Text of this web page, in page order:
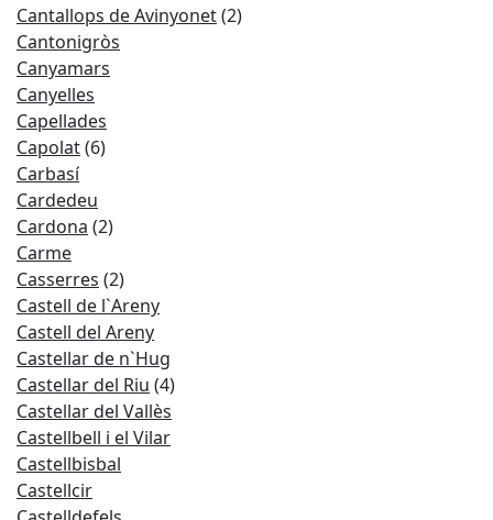
Cantallops de Avinyonet(2)
Cantonigròs
Canyamars
Canyelles
Capellades
Capolat(6)
Carbasí
Cardedeu
Cardona (2)
Carme
Casserres (2)
Castell de l`Areny
Castell del Areny
Castellar de n`Hug
Castellar del Riu (4)
Castellar del Vallès
Castellbell i el Vilar
Castellbisbal
Castellcir